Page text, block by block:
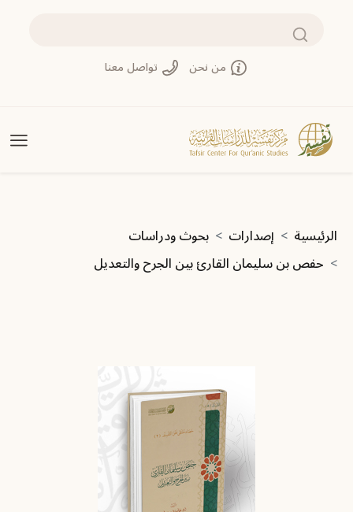
بحث
من نحن تواصل معنا
مسار التنقل
الرئيسية إصدارات
بحوث ودراسات
حفص بن سليمان القارئ بين الجرح والتعديل